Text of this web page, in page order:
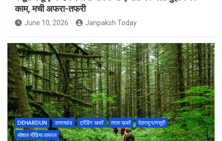
काम, मची अफरा-तफरी
June 10, 2026 Janpaksh Today
DEHARDUN उत्तराखंड ट्रेंडिंग खबरें ताज़ा ख़बरें
देहरादून/मसूरी
सोशल मीडिया वायरल